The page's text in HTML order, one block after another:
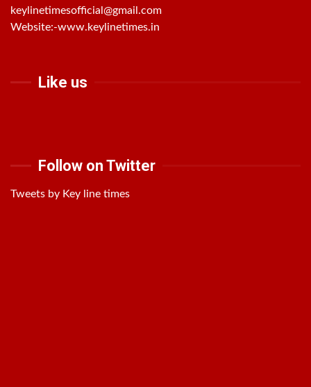
keylinetimesofficial@gmail.com
Website:-www.keylinetimes.in
Like us
Follow on Twitter
Tweets by Key line times